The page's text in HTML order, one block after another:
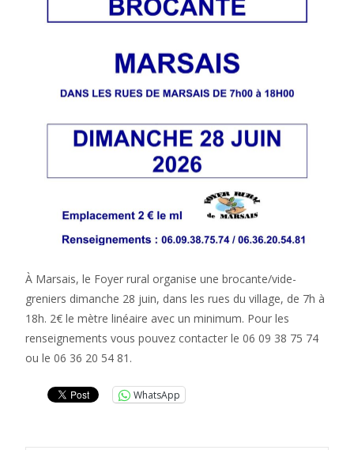
À Marsais, le Foyer rural organise une brocante/vide-
greniers dimanche 28 juin, dans les rues du village, de 7h à
18h. 2€ le mètre linéaire avec un minimum. Pour les
renseignements vous pouvez contacter le 06 09 38 75 74
ou le 06 36 20 54 81.
WhatsApp